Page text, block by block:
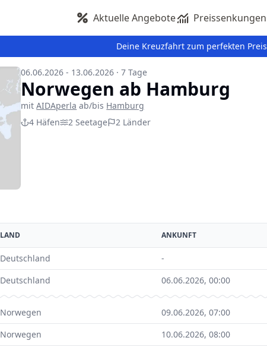
Aktuelle Angebote Preissenkungen
Deine Kreuzfahrt zum perfekten Preis
06.06.2026 - 13.06.2026 ·7 Tage
Norwegen ab Hamburg
mit AIDAperla ab/bis Hamburg
4 Häfen 2 Seetage 2 Länder
LAND ANKUNFT
Deutschland -
Deutschland 06.06.2026, 00:00
Norwegen 09.06.2026, 07:00
Norwegen 10.06.2026, 08:00